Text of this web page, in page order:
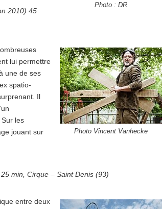
Photo : DR
2010) 45
Photo Vincent Vanhecke
lui permettre
une de ses
spatio-
Il
les
jouant sur
min, Cirque – Saint Denis (93)
entre deux